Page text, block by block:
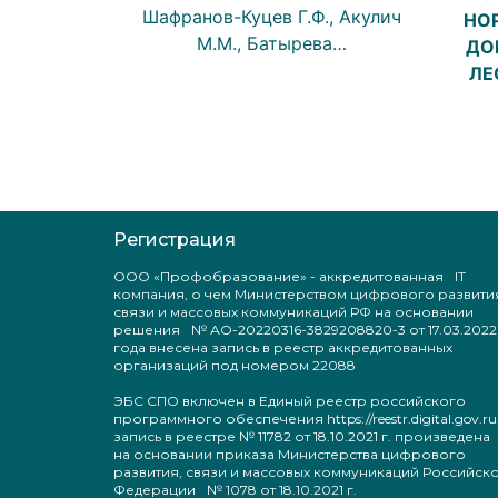
Шафранов-Куцев Г.Ф., Акулич
М.М., Батырева…
Регистрация
ООО «Профобразование» - аккредитованная IT
компания, о чем Министерством цифрового
связи и массовых коммуникаций РФ на основании
решения № АО-20220316-3829208820-3 от 17.03.2022
года внесена запись в реестр аккредитованных
организаций под номером 22088
ЭБС СПО включен в Единый реестр российского
программного обеспечения https://reestr.digital.gov.ru,
запись в реестре № 11782 от 18.10.2021 г. произведена
на основании приказа Министерства цифрового
развития, связи и массовых коммуникаций
Федерации № 1078 от 18.10.2021 г.